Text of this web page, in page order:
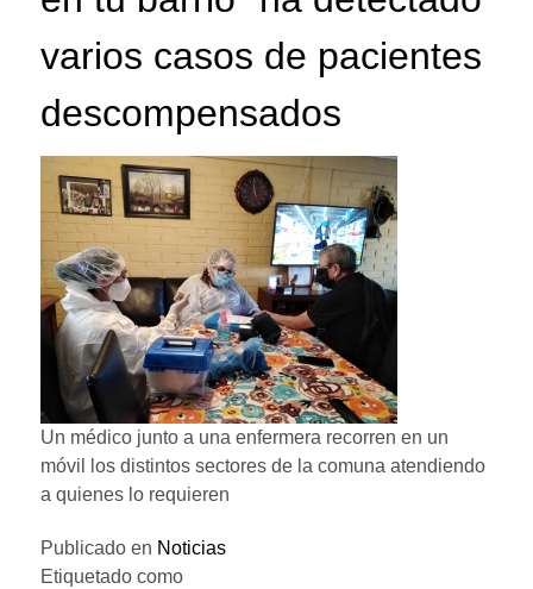
varios casos de pacientes
descompensados
Un médico junto a una enfermera recorren en un
móvil los distintos sectores de la comuna atendiendo
a quienes lo requieren
Publicado en Noticias
Etiquetado como